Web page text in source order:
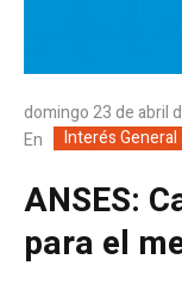
domingo 23 de abril
En
Interés General
ANSES:
para el